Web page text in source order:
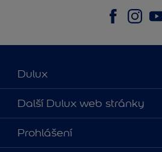
Dulux
O nás
Kontaktujte nás
Najít obchod
Další Dulux web stránky
duluxmalir.cz
duluxmaliar.sk
Prohlášení